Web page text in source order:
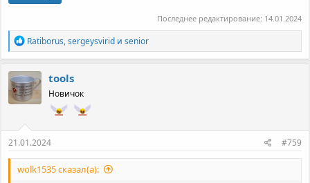
Последнее редактирование: 14.01.2024
Р
е
а
к
ц
и
и
Ratiborus,sergeysvirid иsenior
tools
Новичок
21.01.2024 #759
wolk1535 сказал(а):